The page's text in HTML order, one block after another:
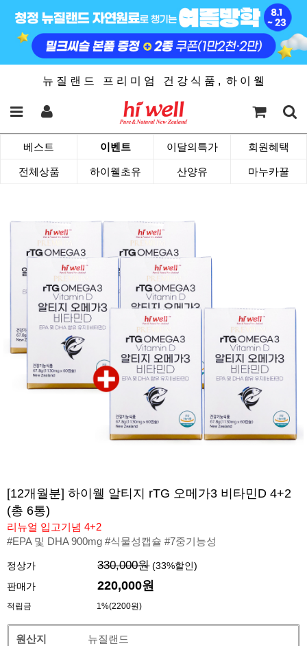
뉴 질 랜 드 프 리 미 엄 건 강 식 품 , 하 이 웰
베스트 이벤트 이달의특가 회원혜택
전체상품 하이웰초유 산양유 마누카꿀
[12개월분] 하이웰 알티지 rTG 오메가3 비타민D 4+2
(총 6통)
리뉴얼 입고기념 4+2
#EPA 및 DHA 900mg #식물성캡슐 #7중기능성
정상가 330,000원 (33%할인)
판매가
220,000원
적립금 1%(2200원)
원산지
뉴질랜드